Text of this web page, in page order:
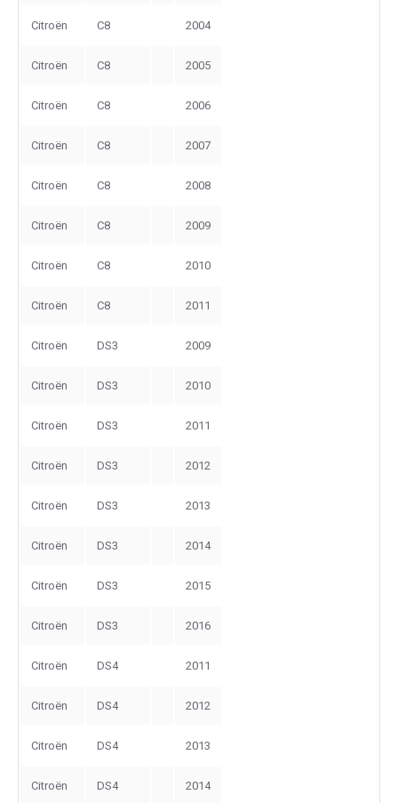
Citroën C8 2004
Citroën C8 2005
Citroën C8 2006
Citroën C8 2007
Citroën C8 2008
Citroën C8 2009
Citroën C8 2010
Citroën C8 2011
Citroën DS3 2009
Citroën DS3 2010
Citroën DS3 2011
Citroën DS3 2012
Citroën DS3 2013
Citroën DS3 2014
Citroën DS3 2015
Citroën DS3 2016
Citroën DS4 2011
Citroën DS4 2012
Citroën DS4 2013
Citroën DS4 2014